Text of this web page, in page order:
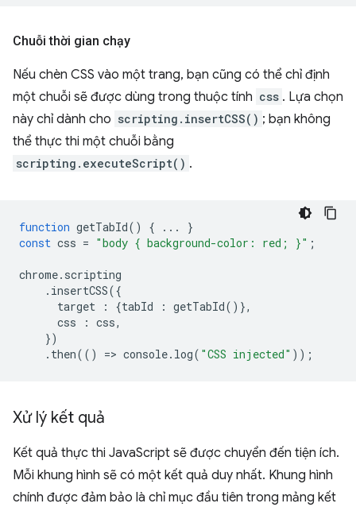
Chuỗi thời gian chạy
Nếu chèn CSS vào một trang, bạn cũng có thể chỉ định
một chuỗi sẽ được dùng trong thuộc tính css . Lựa chọn
này chỉ dành cho scripting.insertCSS() ; bạn không
thể thực thi một chuỗi bằng
scripting.executeScript() .
function getTabId() { ...
}
const css = "body { background-color: red; }" ;
chrome. scripting
. insertCSS({
target
: {tabId : getTabId()},
css
: css,
})
. then(() => console. log( "CSS injected" ));
Xử lý kết quả
Kết quả thực thi JavaScript sẽ được chuyển đến tiện ích.
Mỗi khung hình sẽ có một kết quả duy nhất. Khung hình
chính được đảm bảo là chỉ mục đầu tiên trong mảng kết